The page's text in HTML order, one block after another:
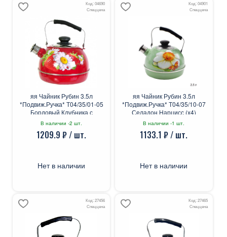
Код: 04690
Спеццена
яя Чайник Рубин 3.5л
*Подвиж.Ручка* Т04/35/01-05
Бордовый Клубника с
Ромашкой (х4)
В наличии -2 шт.
1209.9 ₽ / шт.
Нет в наличии
Код: 04901
Спеццена
яя Чайник Рубин 3.5л
*Подвиж.Ручка* Т04/35/10-07
Селадон Нарцисс (х4)
В наличии -1 шт.
1133.1 ₽ / шт.
Нет в наличии
Код: 27456
Спеццена
Код: 27465
Спеццена